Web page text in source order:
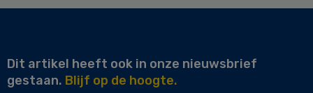
Dit artikel heeft ook in onze nieuwsbrief
gestaan. Blijf op de hoogte.